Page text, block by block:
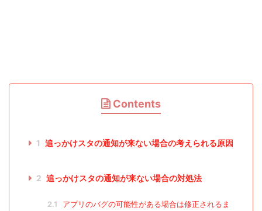
Contents
1 追っかけスタの通知が来ない場合の考えられる原因
2 追っかけスタの通知が来ない場合の対処法
2.1
アプリのバグの可能性がある場合は修正されるま